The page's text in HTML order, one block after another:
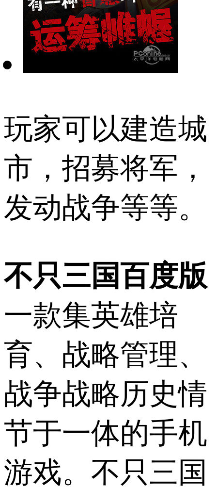
玩家可以建造城
市，招募将军，
发动战争等等。
不只三国百度版
一款集英雄培
育、战略管理、
战争战略历史情
节于一体的手机
游戏。不只三国